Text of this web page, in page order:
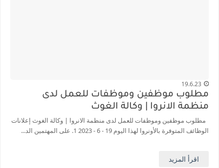
19.6.23
مطلوب موظفين وموظفات للعمل لدى
منظمة الانروا | وكالة الغوث
مطلوب موظفين وموظفات للعمل لدى منظمة الانروا | وكالة الغوث إعلانات
الوظائف المتوفرة بالأونروا لهذا اليوم 19 - 6 - 2023 1. على المهتمين الد...
اقرأ المزيد